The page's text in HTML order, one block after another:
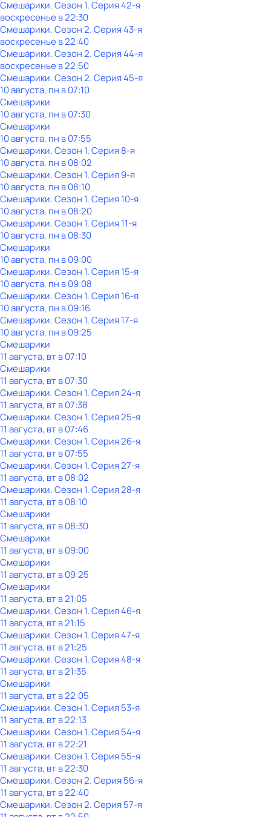
Смешарики. Сезон 1. Серия 42-я
воскресенье в22:30
Смешарики. Сезон 2. Серия 43-я
воскресенье в22:40
Смешарики. Сезон 2. Серия 44-я
воскресенье в22:50
Смешарики. Сезон 2. Серия 45-я
10 августа, пн в 07:10
Смешарики
10 августа, пн в 07:30
Смешарики
10 августа, пн в 07:55
Смешарики. Сезон 1. Серия 8-я
10 августа, пн в 08:02
Смешарики. Сезон 1. Серия 9-я
10 августа, пн в 08:10
Смешарики. Сезон 1. Серия 10-я
10 августа, пн в 08:20
Смешарики. Сезон 1. Серия 11-я
10 августа, пн в 08:30
Смешарики
10 августа, пн в 09:00
Смешарики. Сезон 1. Серия 15-я
10 августа, пн в 09:08
Смешарики. Сезон 1. Серия 16-я
10 августа, пн в 09:16
Смешарики. Сезон 1. Серия 17-я
10 августа, пн в 09:25
Смешарики
11 августа, вт в 07:10
Смешарики
11 августа, вт в 07:30
Смешарики. Сезон 1. Серия 24-я
11 августа, вт в 07:38
Смешарики. Сезон 1. Серия 25-я
11 августа, вт в 07:46
Смешарики. Сезон 1. Серия 26-я
11 августа, вт в 07:55
Смешарики. Сезон 1. Серия 27-я
11 августа, вт в 08:02
Смешарики. Сезон 1. Серия 28-я
11 августа, вт в 08:10
Смешарики
11 августа, вт в 08:30
Смешарики
11 августа, вт в 09:00
Смешарики
11 августа, вт в 09:25
Смешарики
11 августа, вт в 21:05
Смешарики. Сезон 1. Серия 46-я
11 августа, вт в 21:15
Смешарики. Сезон 1. Серия 47-я
11 августа, вт в 21:25
Смешарики. Сезон 1. Серия 48-я
11 августа, вт в 21:35
Смешарики
11 августа, вт в 22:05
Смешарики. Сезон 1. Серия 53-я
11 августа, вт в 22:13
Смешарики. Сезон 1. Серия 54-я
11 августа, вт в 22:21
Смешарики. Сезон 1. Серия 55-я
11 августа, вт в 22:30
Смешарики. Сезон 2. Серия 56-я
11 августа, вт в 22:40
Смешарики. Сезон 2. Серия 57-я